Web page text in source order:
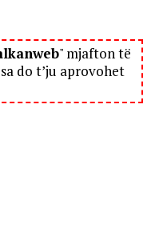
" mjafton të
do t’ju aprovohet